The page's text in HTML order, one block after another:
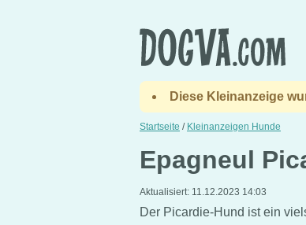
Diese Kleinanzeige
Startseite / Kleinanzeigen Hunde
Epagneul
Aktualisiert: 11.12.2023 14:03
Der Picardie-Hund ist ein